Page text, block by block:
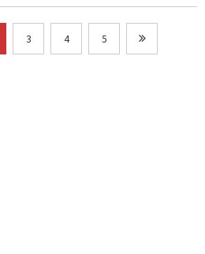
3 4 5